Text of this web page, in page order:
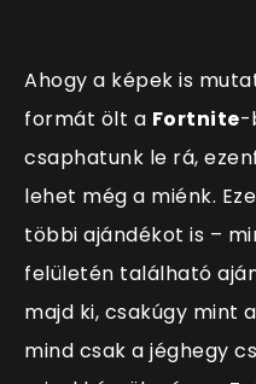
Ahogy a képek is
formát ölt a Fortnite-
csaphatunk le rá,
lehet még a miénk.
többi ajándékot is –
felületén található
majd ki, csakúgy mint
mind csak a jéghegy